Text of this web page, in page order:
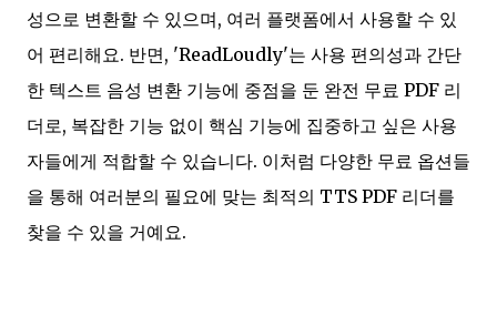
성으로 변환할 수 있으며, 여러 플랫폼에서 사용할 수 있
어 편리해요. 반면, 'ReadLoudly'는 사용 편의성과 간단
한 텍스트 음성 변환 기능에 중점을 둔 완전 무료 PDF 리
더로, 복잡한 기능 없이 핵심 기능에 집중하고 싶은 사용
자들에게 적합할 수 있습니다. 이처럼 다양한 무료 옵션들
을 통해 여러분의 필요에 맞는 최적의 TTS PDF 리더를
찾을 수 있을 거예요.